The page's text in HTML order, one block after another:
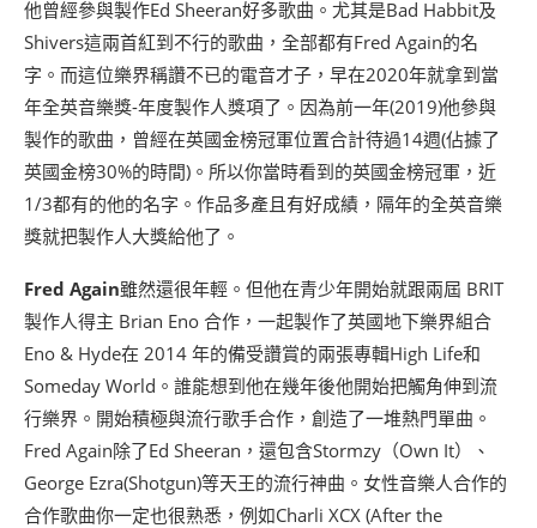
他曾經參與製作Ed Sheeran好多歌曲。尤其是Bad Habbit及
Shivers這兩首紅到不行的歌曲，全部都有Fred Again的名
字。而這位樂界稱讚不已的電音才子，早在2020年就拿到當
年全英音樂獎-年度製作人獎項了。因為前一年(2019)他參與
製作的歌曲，曾經在英國金榜冠軍位置合計待過14週(佔據了
英國金榜30%的時間)。所以你當時看到的英國金榜冠軍，近
1/3都有的他的名字。作品多產且有好成績，隔年的全英音樂
獎就把製作人大獎給他了。
Fred Again雖然還很年輕。但他在青少年開始就跟兩屆 BRIT
製作人得主 Brian Eno 合作，一起製作了英國地下樂界組合
Eno & Hyde在 2014 年的備受讚賞的兩張專輯High Life和
Someday World。誰能想到他在幾年後他開始把觸角伸到流
行樂界。開始積極與流行歌手合作，創造了一堆熱門單曲。
Fred Again除了Ed Sheeran，還包含Stormzy（Own It）、
George Ezra(Shotgun)等天王的流行神曲。女性音樂人合作的
合作歌曲你一定也很熟悉，例如Charli XCX (After the